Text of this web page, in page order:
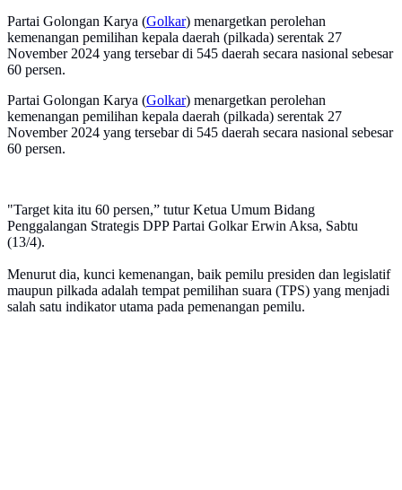
Partai Golongan Karya (Golkar) menargetkan perolehan
kemenangan pemilihan kepala daerah (pilkada) serentak 27
November 2024 yang tersebar di 545 daerah secara nasional sebesar
60 persen.
Partai Golongan Karya (Golkar) menargetkan perolehan
kemenangan pemilihan kepala daerah (pilkada) serentak 27
November 2024 yang tersebar di 545 daerah secara nasional sebesar
60 persen.
"Target kita itu 60 persen,” tutur Ketua Umum Bidang
Penggalangan Strategis DPP Partai Golkar Erwin Aksa, Sabtu
(13/4).
Menurut dia, kunci kemenangan, baik pemilu presiden dan legislatif
maupun pilkada adalah tempat pemilihan suara (TPS) yang menjadi
salah satu indikator utama pada pemenangan pemilu.